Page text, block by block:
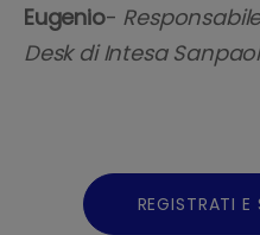
Eugenio-
Desk di Intesa
REGISTRATI E